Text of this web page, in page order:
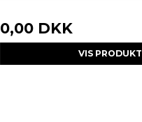
0,00 DKK
VIS PRODUKT